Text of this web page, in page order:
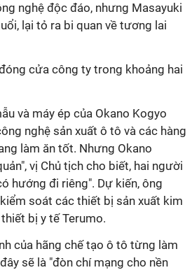
nghệ độc đáo, nhưng Masayuki
lại tỏ ra bi quan về tương lai
cửa công ty trong khoảng hai
và máy ép của Okano Kogyo
nghệ sản xuất ô tô và các hàng
làm ăn tốt. Nhưng Okano
vị Chủ tịch cho biết, hai người
hướng đi riêng". Dự kiến, ông
soát các thiết bị sản xuất kim
bị y tế Terumo.
của hãng chế tạo ô tô từng làm
sẽ là "đòn chí mạng cho nền